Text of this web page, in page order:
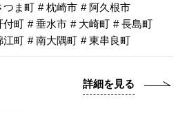
つま町 # 枕崎市 # 阿久根市
付町 # 垂水市 # 大崎町 # 長島町
江町 # 南大隅町 # 東串良町
詳細を見る